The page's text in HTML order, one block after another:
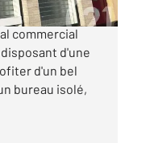
Centre-Ville de
commercial
d'une
d'un bel
bureau isolé,